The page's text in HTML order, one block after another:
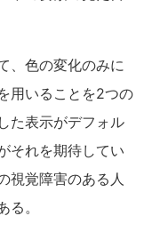
、色の変化のみに
用いることを2つの
た表示がデフォル
それを期待してい
視覚障害のある人
。